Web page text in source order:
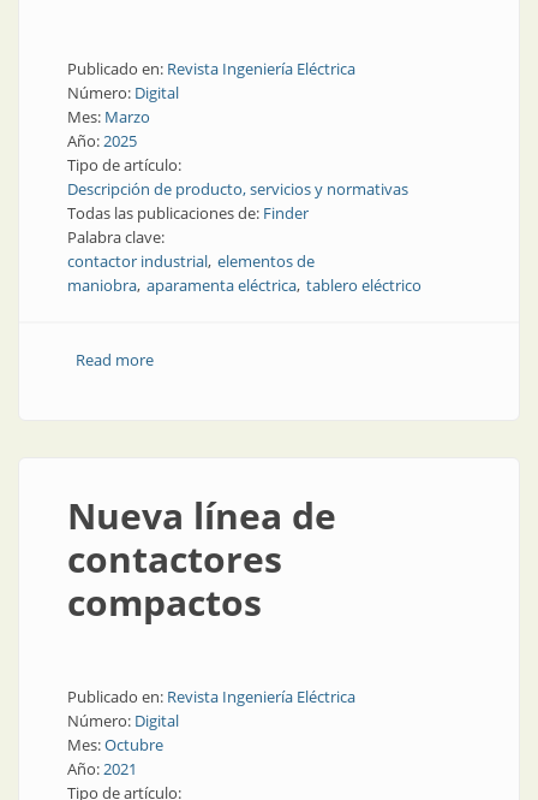
Publicado en: Revista Ingeniería Eléctrica
Número: Digital
Mes: Marzo
Año:2025
Tipo de artículo:
Descripción de producto, servicios y normativas
Todas las publicaciones de: Finder
Palabra clave:
contactor industrial elementos de
maniobra aparamenta eléctrica tablero eléctrico
Read moreabout Contactores nuevos, más eficiencia en la
Nueva línea de
contactores
compactos
Publicado en: Revista Ingeniería Eléctrica
Número: Digital
Mes:Octubre
Año:2021
Tipo de artículo: